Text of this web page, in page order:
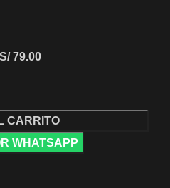
S/79.00
CARRITO
WHATSAPP